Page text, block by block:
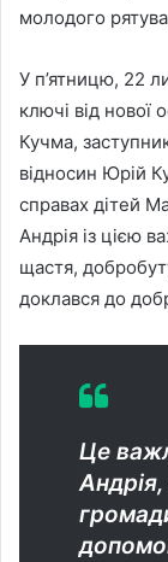
молодого
У п’ятницю, 22
ключі від нової
Кучма,
відносин Юрій
справах дітей
Андрія із цією
щастя,
доклався до
Це
Андрія,